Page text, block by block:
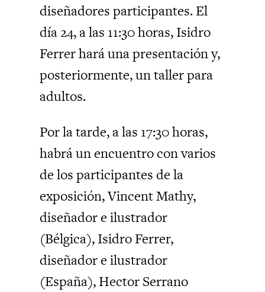
diseñadores participantes. El
día 24, a las 11:30 horas, Isidro
Ferrer hará una presentación y,
posteriormente, un taller para
adultos.
Por la tarde, a las 17:30 horas,
habrá un encuentro con varios
de los participantes de la
exposición, Vincent Mathy,
diseñador e ilustrador
(Bélgica), Isidro Ferrer,
diseñador e ilustrador
(España), Hector Serrano